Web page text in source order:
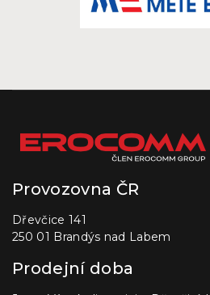
Provozovna ČR
Dřevčice 141
250 01 Brandýs nad Labem
Prodejní doba